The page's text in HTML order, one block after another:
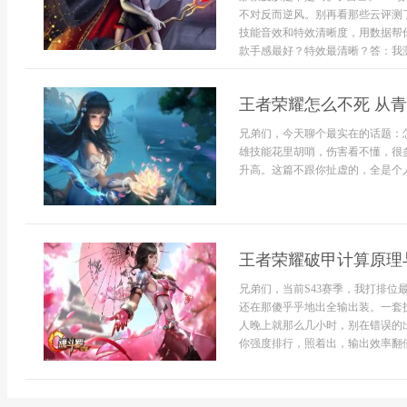
不对反而逆风。别再看那些云评
技能音效和特效清晰度，用数据
款手感最好？特效最清晰？答：我
王者荣耀怎么不死 从
兄弟们，今天聊个最实在的话题
雄技能花里胡哨，伤害看不懂，
升高。这篇不跟你扯虚的，全是个
王者荣耀破甲计算原
兄弟们，当前S43赛季，我打排位
还在那傻乎乎地出全输出装。一
人晚上就那么几小时，别在错误
你强度排行，照着出，输出效率翻